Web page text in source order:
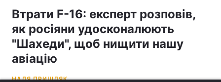
Втрати F-16: експерт розповів,
як росіяни удосконалюють
"Шахеди", щоб нищити нашу
авіацію
НАДЯ ПРИШЛЯК